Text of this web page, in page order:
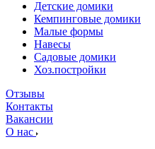
Детские домики
Кемпинговые домики
Малые формы
Навесы
Садовые домики
Хоз.постройки
Отзывы
Контакты
Вакансии
О нас